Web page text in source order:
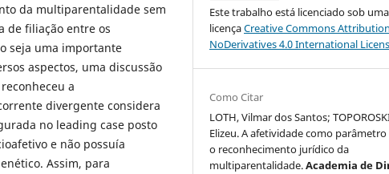
da multiparentalidade sem
de filiação entre os
seja uma importante
aspectos, uma discussão
a
divergente considera
no leading case posto
e não possuía
Assim, para
Este trabalho está licenciado sob uma
licençaCreative Commons
NoDerivatives 4.0 International
Como Citar
LOTH, Vilmar dos Santos;
Elizeu. A afetividade como
o reconhecimento jurídico da
multiparentalidade.Academia de